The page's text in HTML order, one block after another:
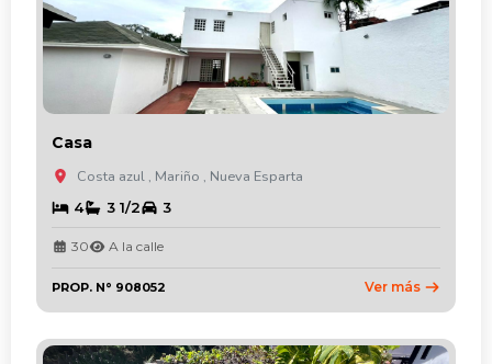
Casa
Costa azul , Mariño , Nueva Esparta
4 3 1/2 3
30 A la calle
PROP. N° 908052 Ver más